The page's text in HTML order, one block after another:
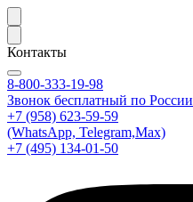
Контакты
8-800-333-19-98
Звонок бесплатный по России
+7 (958) 623-59-59
(WhatsApp, Telegram,Max)
+7 (495) 134-01-50